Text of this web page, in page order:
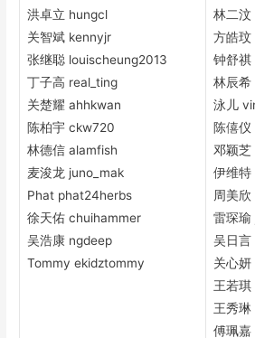
洪卓立 hungcl
关智斌 kennyjr
张继聪 louischeung2013
丁子高 real_ting
关楚耀 ahhkwan
陈柏宇 ckw720
林德信 alamfish
麦浚龙 juno_mak
Phat phat24herbs
徐天佑 chuihammer
吴浩康 ngdeep
Tommy ekidztommy
林二汶
方皓
钟舒祺
林辰希
泳儿
陈僖
邓颖
伊维
周美
雷琛瑜
吴日言
关心妍
王若
王秀
傅珮